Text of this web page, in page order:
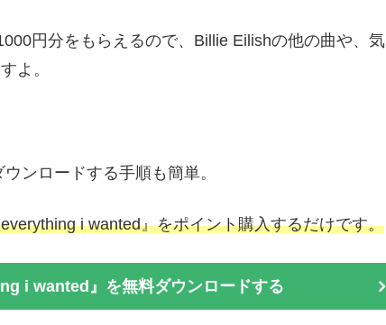
円分をもらえるので、Billie Eilishの他の曲や、気
よ。
ンロードする手順も簡単。
i wanted』をポイント購入するだけです。
i wanted』を無料ダウンロードする